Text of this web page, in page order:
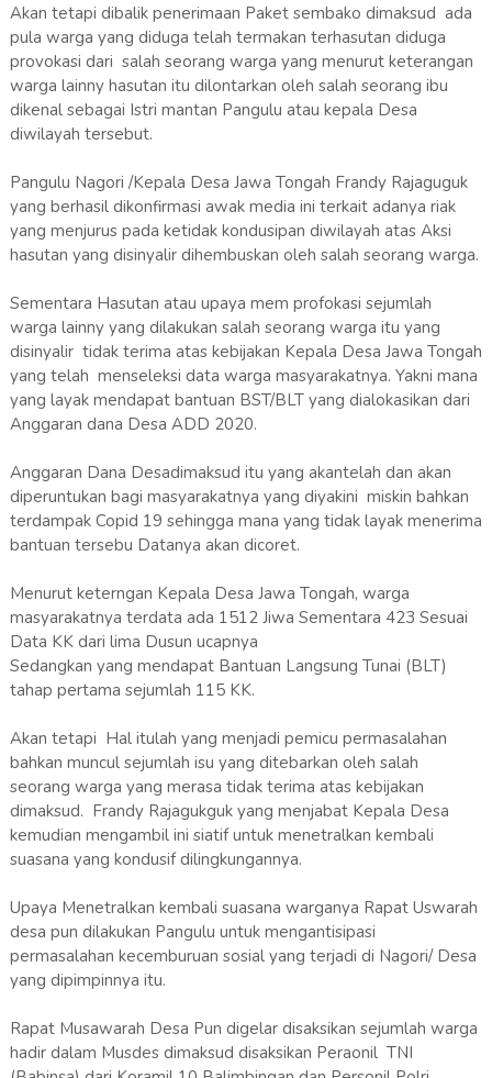
Akan tetapi dibalik penerimaan Paket sembako dimaksud ada
pula warga yang diduga telah termakan terhasutan diduga
provokasi dari salah seorang warga yang menurut keterangan
warga lainny hasutan itu dilontarkan oleh salah seorang ibu
dikenal sebagai Istri mantan Pangulu atau kepala Desa
diwilayah tersebut.
Pangulu Nagori /Kepala Desa Jawa Tongah Frandy Rajaguguk
yang berhasil dikonfirmasi awak media ini terkait adanya riak
yang menjurus pada ketidak kondusipan diwilayah atas Aksi
hasutan yang disinyalir dihembuskan oleh salah seorang warga.
Sementara Hasutan atau upaya mem profokasi sejumlah
warga lainny yang dilakukan salah seorang warga itu yang
disinyalir tidak terima atas kebijakan Kepala Desa Jawa Tongah
yang telah menseleksi data warga masyarakatnya. Yakni mana
yang layak mendapat bantuan BST/BLT yang dialokasikan dari
Anggaran dana Desa ADD 2020.
Anggaran Dana Desadimaksud itu yang akantelah dan akan
diperuntukan bagi masyarakatnya yang diyakini miskin bahkan
terdampak Copid 19 sehingga mana yang tidak layak menerima
bantuan tersebu Datanya akan dicoret.
Menurut keterngan Kepala Desa Jawa Tongah, warga
masyarakatnya terdata ada 1512 Jiwa Sementara 423 Sesuai
Data KK dari lima Dusun ucapnya
Sedangkan yang mendapat Bantuan Langsung Tunai (BLT)
tahap pertama sejumlah 115 KK.
Akan tetapi Hal itulah yang menjadi pemicu permasalahan
bahkan muncul sejumlah isu yang ditebarkan oleh salah
seorang warga yang merasa tidak terima atas kebijakan
dimaksud. Frandy Rajagukguk yang menjabat Kepala Desa
kemudian mengambil ini siatif untuk menetralkan kembali
suasana yang kondusif dilingkungannya.
Upaya Menetralkan kembali suasana warganya Rapat Uswarah
desa pun dilakukan Pangulu untuk mengantisipasi
permasalahan kecemburuan sosial yang terjadi di Nagori/ Desa
yang dipimpinnya itu.
Rapat Musawarah Desa Pun digelar disaksikan sejumlah warga
hadir dalam Musdes dimaksud disaksikan Peraonil TNI